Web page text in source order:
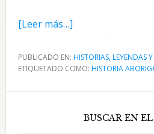
[Leer más…]acerca
La
India
PUBLICADO EN: HISTORIAS, LEYENDAS
ETIQUETADO COMO: HISTORIA
BUSCAR EN